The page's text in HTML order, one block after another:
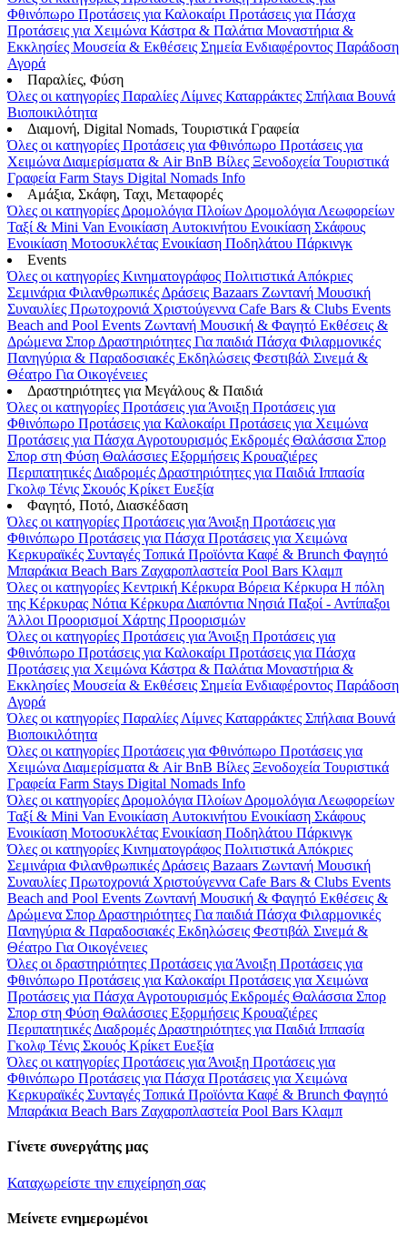
Φθινόπωρο Προτάσεις για Καλοκαίρι Προτάσεις για Πάσχα
Προτάσεις για Χειμώνα Κάστρα & Παλάτια Μοναστήρια &
Εκκλησίες Μουσεία & Εκθέσεις Σημεία Ενδιαφέροντος Παράδοση
Αγορά
Παραλίες, Φύση
Όλες οι κατηγορίες Παραλίες Λίμνες Καταρράκτες Σπήλαια Βουνά
Βιοποικιλότητα
Διαμονή, Digital Nomads, Τουριστικά Γραφεία
Όλες οι κατηγορίες Προτάσεις για Φθινόπωρο Προτάσεις για
Χειμώνα Διαμερίσματα & Air BnB Βίλες Ξενοδοχεία Τουριστικά
Γραφεία Farm Stays Digital Nomads Info
Αμάξια, Σκάφη, Ταχι, Μεταφορές
Όλες οι κατηγορίες Δρομολόγια Πλοίων Δρομολόγια Λεωφορείων
Ταξί & Μini Van Ενοικίαση Aυτοκινήτου Ενοικίαση Σκάφους
Ενοικίαση Μοτοσυκλέτας Ενοικίαση Ποδηλάτου Πάρκινγκ
Events
Όλες οι κατηγορίες Κινηματογράφος Πολιτιστικά Απόκριες
Σεμινάρια Φιλανθρωπικές Δράσεις Bazaars Ζωντανή Μουσική
Συναυλίες Πρωτοχρονιά Χριστούγεννα Cafe Bars & Clubs Events
Beach and Pool Events Ζωντανή Μουσική & Φαγητό Εκθέσεις &
Δρώμενα Σπορ Δραστηριότητες Για παιδιά Πάσχα Φιλαρμονικές
Πανηγύρια & Παραδοσιακές Εκδηλώσεις Φεστιβάλ Σινεμά &
Θέατρο Για Οικογένειες
Δραστηριότητες για Μεγάλους & Παιδιά
Όλες οι κατηγορίες Προτάσεις για Άνοιξη Προτάσεις για
Φθινόπωρο Προτάσεις για Καλοκαίρι Προτάσεις για Χειμώνα
Προτάσεις για Πάσχα Αγροτουρισμός Εκδρομές Θαλάσσια Σπορ
Σπορ στη Φύση Θαλάσσιες Εξορμήσεις Κρουαζιέρες
Περιπατητικές Διαδρομές Δραστηριότητες για Παιδιά Ιππασία
Γκολφ Τένις Σκουός Κρίκετ Ευεξία
Φαγητό, Ποτό, Διασκέδαση
Όλες οι κατηγορίες Προτάσεις για Άνοιξη Προτάσεις για
Φθινόπωρο Προτάσεις για Πάσχα Προτάσεις για Χειμώνα
Κερκυραϊκές Συνταγές Τοπικά Προϊόντα Καφέ & Brunch Φαγητό
Μπαράκια Beach Bars Ζαχαροπλαστεία Pool Bars Κλαμπ
Όλες οι κατηγορίες Κεντρική Κέρκυρα Βόρεια Κέρκυρα Η πόλη
της Κέρκυρας Νότια Κέρκυρα Διαπόντια Νησιά Παξοί - Αντίπαξοι
Άλλοι Προορισμοί Χάρτης Προορισμών
Όλες οι κατηγορίες Προτάσεις για Άνοιξη Προτάσεις για
Φθινόπωρο Προτάσεις για Καλοκαίρι Προτάσεις για Πάσχα
Προτάσεις για Χειμώνα Κάστρα & Παλάτια Μοναστήρια &
Εκκλησίες Μουσεία & Εκθέσεις Σημεία Ενδιαφέροντος Παράδοση
Αγορά
Όλες οι κατηγορίες Παραλίες Λίμνες Καταρράκτες Σπήλαια Βουνά
Βιοποικιλότητα
Όλες οι κατηγορίες Προτάσεις για Φθινόπωρο Προτάσεις για
Χειμώνα Διαμερίσματα & Air BnB Βίλες Ξενοδοχεία Τουριστικά
Γραφεία Farm Stays Digital Nomads Info
Όλες οι κατηγορίες Δρομολόγια Πλοίων Δρομολόγια Λεωφορείων
Ταξί & Μini Van Ενοικίαση Aυτοκινήτου Ενοικίαση Σκάφους
Ενοικίαση Μοτοσυκλέτας Ενοικίαση Ποδηλάτου Πάρκινγκ
Όλες οι κατηγορίες Κινηματογράφος Πολιτιστικά Απόκριες
Σεμινάρια Φιλανθρωπικές Δράσεις Bazaars Ζωντανή Μουσική
Συναυλίες Πρωτοχρονιά Χριστούγεννα Cafe Bars & Clubs Events
Beach and Pool Events Ζωντανή Μουσική & Φαγητό Εκθέσεις &
Δρώμενα Σπορ Δραστηριότητες Για παιδιά Πάσχα Φιλαρμονικές
Πανηγύρια & Παραδοσιακές Εκδηλώσεις Φεστιβάλ Σινεμά &
Θέατρο Για Οικογένειες
Όλες οι δραστηριότητες Προτάσεις για Άνοιξη Προτάσεις για
Φθινόπωρο Προτάσεις για Καλοκαίρι Προτάσεις για Χειμώνα
Προτάσεις για Πάσχα Αγροτουρισμός Εκδρομές Θαλάσσια Σπορ
Σπορ στη Φύση Θαλάσσιες Εξορμήσεις Κρουαζιέρες
Περιπατητικές Διαδρομές Δραστηριότητες για Παιδιά Ιππασία
Γκολφ Τένις Σκουός Κρίκετ Ευεξία
Όλες οι κατηγορίες Προτάσεις για Άνοιξη Προτάσεις για
Φθινόπωρο Προτάσεις για Πάσχα Προτάσεις για Χειμώνα
Κερκυραϊκές Συνταγές Τοπικά Προϊόντα Καφέ & Brunch Φαγητό
Μπαράκια Beach Bars Ζαχαροπλαστεία Pool Bars Κλαμπ
Γίνετε συνεργάτης μας
Καταχωρείστε την επιχείρηση σας
Μείνετε ενημερωμένοι